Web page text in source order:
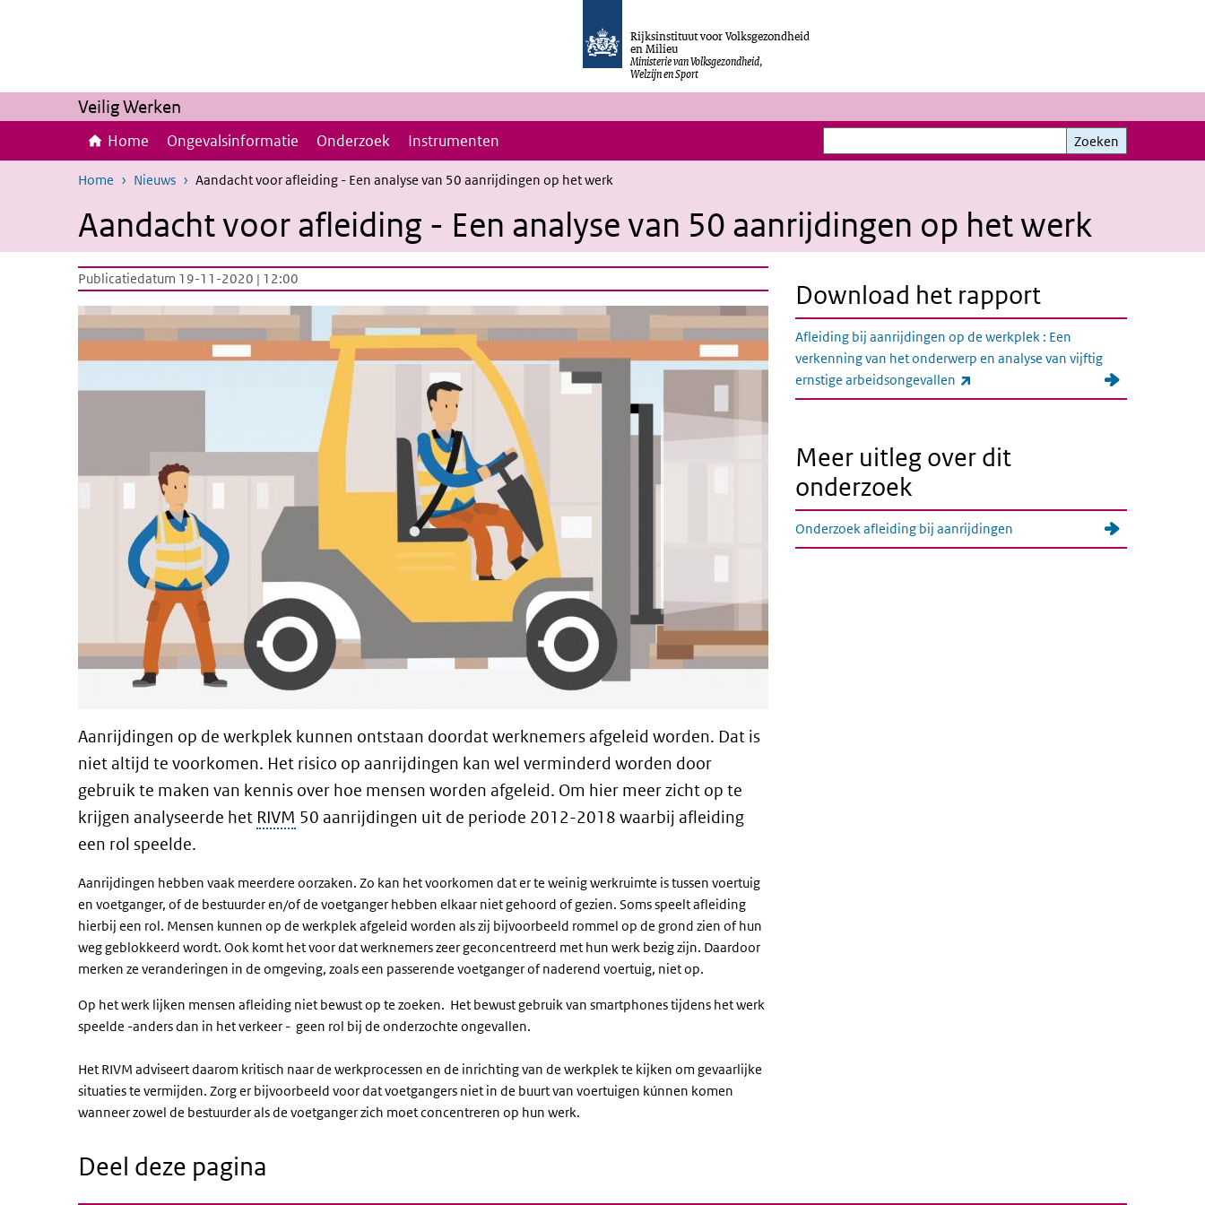
Rijksinstituut voor Volksgezondheid
en Milieu
Ministerie van Volksgezondheid,
Welzijn en Sport
Veilig Werken
Home Ongevalsinformatie Onderzoek Instrumenten
Zoeken
Zoeken
Home Nieuws Aandacht voor afleiding - Een analyse van 50 aanrijdingen op het werk
Aandacht voor afleiding - Een analyse van 50 aanrijdingen op het werk
Publicatiedatum 19-11-2020 | 12:00
Aanrijdingen op de werkplek kunnen ontstaan doordat werknemers afgeleid worden. Dat is
niet altijd te voorkomen. Het risico op aanrijdingen kan wel verminderd worden door
gebruik te maken van kennis over hoe mensen worden afgeleid. Om hier meer zicht op te
krijgen analyseerde het RIVM 50 aanrijdingen uit de periode 2012-2018 waarbij afleiding
een rol speelde.
Aanrijdingen hebben vaak meerdere oorzaken. Zo kan het voorkomen dat er te weinig werkruimte is tussen voertuig
en voetganger, of de bestuurder en/of de voetganger hebben elkaar niet gehoord of gezien. Soms speelt afleiding
hierbij een rol. Mensen kunnen op de werkplek afgeleid worden als zij bijvoorbeeld rommel op de grond zien of hun
weg geblokkeerd wordt. Ook komt het voor dat werknemers zeer geconcentreerd met hun werk bezig zijn. Daardoor
merken ze veranderingen in de omgeving, zoals een passerende voetganger of naderend voertuig, niet op.
Op het werk lijken mensen afleiding niet bewust op te zoeken. Het bewust gebruik van smartphones tijdens het werk
speelde -anders dan in het verkeer - geen rol bij de onderzochte ongevallen.
Het RIVM adviseert daarom kritisch naar de werkprocessen en de inrichting van de werkplek te kijken om gevaarlijke
situaties te vermijden. Zorg er bijvoorbeeld voor dat voetgangers niet in de buurt van voertuigen kúnnen komen
wanneer zowel de bestuurder als de voetganger zich moet concentreren op hun werk.
Download het rapport
Afleiding bij aanrijdingen op de werkplek : Een
verkenning van het onderwerp en analyse van vijftig
ernstige arbeidsongevallen
Meer uitleg over dit
onderzoek
Onderzoek afleiding bij aanrijdingen
Deel deze pagina